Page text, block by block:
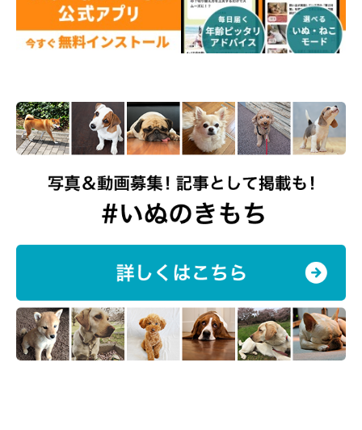
「お漏らしのためのオムツとサスペンダー…」
「低反発のクッション。日中、寝ることが多くなり、その
「おいしいごはんと薬を飲みやすいおやつ」
「柔らかめのおやつ」
「歩けなくなると思い、犬用のバギーを買いましたが、使
うことなく今も散歩ができています」